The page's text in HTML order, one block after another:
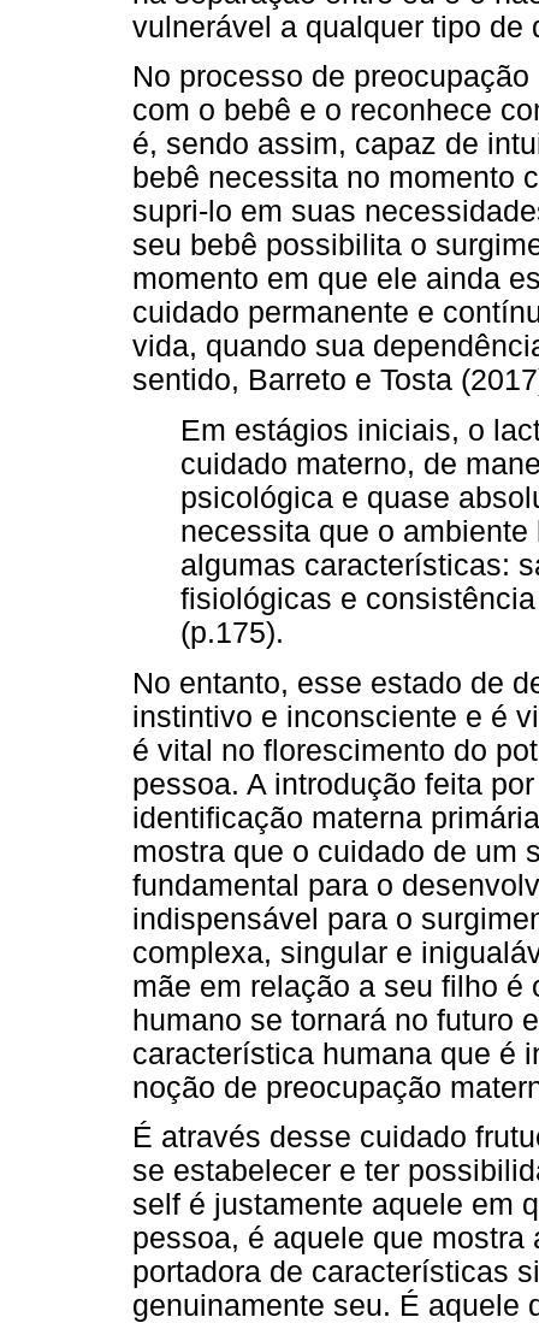
vulnerável a qualquer tipo de
No processo de
com o bebê e o reconhece
é, sendo assim, capaz de
bebê necessita no momento
supri-lo em suas
seu bebê possibilita o
momento em que ele ainda
cuidado permanente e
vida, quando sua
sentido, Barreto e Tosta
Em estágios iniciais, o
cuidado materno, de
psicológica e quase
necessita que o
algumas características:
fisiológicas e
(p.175).
No entanto, esse estado de
instintivo e inconsciente e é
é vital no florescimento do
pessoa. A introdução feita
identificação materna
mostra que o cuidado de um
fundamental para o
indispensável para o
complexa, singular e
mãe em relação a seu filho é
humano se tornará no futuro
característica humana que é
noção de preocupação
É através desse cuidado
se estabelecer e ter
self é justamente aquele em
pessoa, é aquele que
portadora de características
genuinamente seu. É aquele